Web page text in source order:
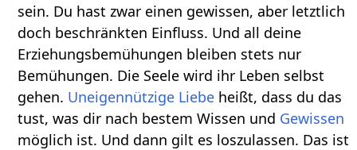
sein. Du hast zwar einen gewissen, aber letztlich
doch beschränkten Einfluss. Und all deine
Erziehungsbemühungen bleiben stets nur
Bemühungen. Die Seele wird ihr Leben selbst
gehen. Uneigennützige Liebe heißt, dass du das
tust, was dir nach bestem Wissen und Gewissen
möglich ist. Und dann gilt es loszulassen. Das ist